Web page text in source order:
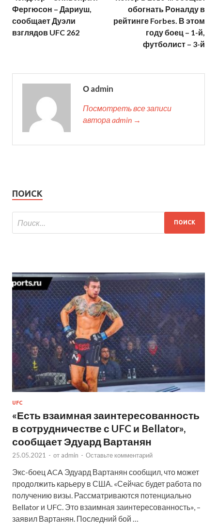
Фергюсон – Дариуш,
сообщает Дуэли
взглядов UFC 262
обогнать Роналду в
рейтинге Forbes. В этом
году боец – 1-й,
футболист – 3-й
О admin
Посмотреть все записи
автора admin →
ПОИСК
UFC
«Есть взаимная заинтересованность
в сотрудничестве с UFC и Bellator»,
сообщает Эдуард Вартанян
25.05.2021 - от admin - Оставьте комментарий
Экс-боец ACA Эдуард Вартанян сообщил, что может
продолжить карьеру в США. «Сейчас будет работа по
получению визы. Рассматриваются потенциально
Bellator и UFC. Это взаимная заинтересованность», –
заявил Вартанян. Последний бой …